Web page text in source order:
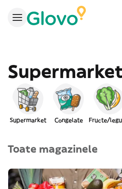
Supermarket Congelate
Toate magazinele